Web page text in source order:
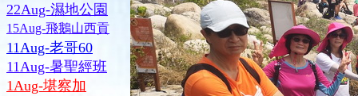
22Aug-濕地公園
15Aug-飛鵝山西貢
11Aug-老哥60
11Aug-暑聖經班
1Aug-堪察加